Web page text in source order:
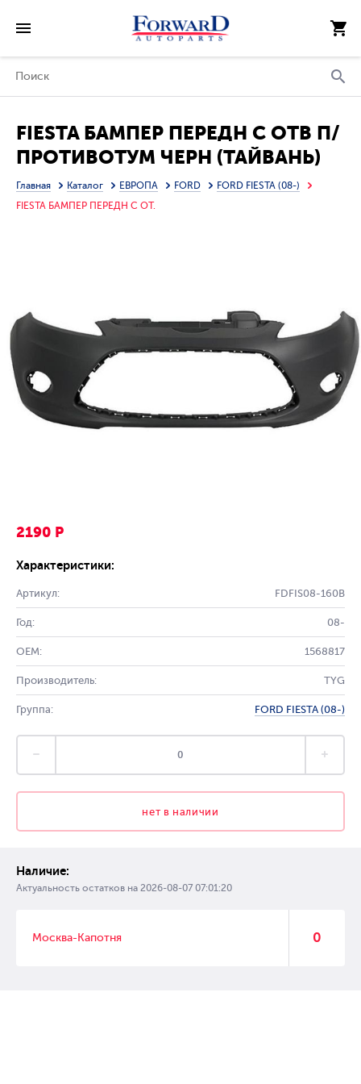
FIESTA БАМПЕР ПЕРЕДН С ОТВ П/
ПРОТИВОТУМ ЧЕРН (ТАЙВАНЬ)
Главная Каталог ЕВРОПА FORD
FORD FIESTA (08-)
FIESTA БАМПЕР ПЕРЕДН С ОТ.
2190 Р
Характеристики:
Артикул: FDFIS08-160B
Год: 08-
OEM: 1568817
Производитель: TYG
Группа: FORD FIESTA (08-)
нет в наличии
Наличие:
Актуальность остатков на 2026-08-07 07:01:20
Москва-Капотня 0